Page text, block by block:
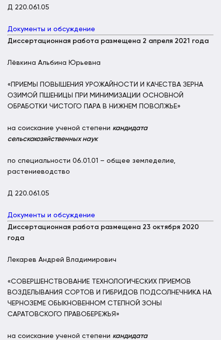
Д 220.061.05
Документы и обсуждение
Диссертационная работа размещена 2 апреля 2021 года
Лёвкина Альбина Юрьевна
«ПРИЕМЫ ПОВЫШЕНИЯ УРОЖАЙНОСТИ И КАЧЕСТВА ЗЕРНА
ОЗИМОЙ ПШЕНИЦЫ ПРИ МИНИМИЗАЦИИ ОСНОВНОЙ
ОБРАБОТКИ ЧИСТОГО ПАРА В НИЖНЕМ ПОВОЛЖЬЕ»
на соискание ученой степени кандидата
сельскохозяйственных наук
по специальности 06.01.01 – общее земледелие,
растениеводство
Д 220.061.05
Документы и обсуждение
Диссертационная работа размещена 23 октября 2020
года
Лекарев Андрей Владимирович
«СОВЕРШЕНСТВОВАНИЕ ТЕХНОЛОГИЧЕСКИХ ПРИЕМОВ
ВОЗДЕЛЫВАНИЯ СОРТОВ И ГИБРИДОВ ПОДСОЛНЕЧНИКА НА
ЧЕРНОЗЕМЕ ОБЫКНОВЕННОМ СТЕПНОЙ ЗОНЫ
САРАТОВСКОГО ПРАВОБЕРЕЖЬЯ»
на соискание ученой степени кандидата